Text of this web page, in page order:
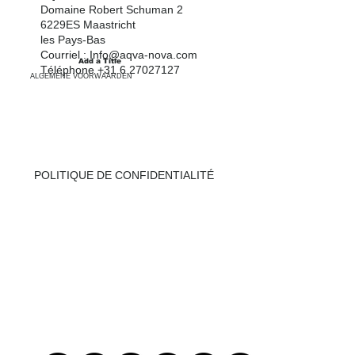
MAISON
PISCINES
INFO
POLITIQUE DE CONFIDENTIALITÉ
ALGEMENE VOORWAARDEN
Add a Title
Domaine Robert Schuman 2
6229ES Maastricht
les Pays-Bas
Courriel :Info@aqva-nova.com
Téléphone +31 6 27027127